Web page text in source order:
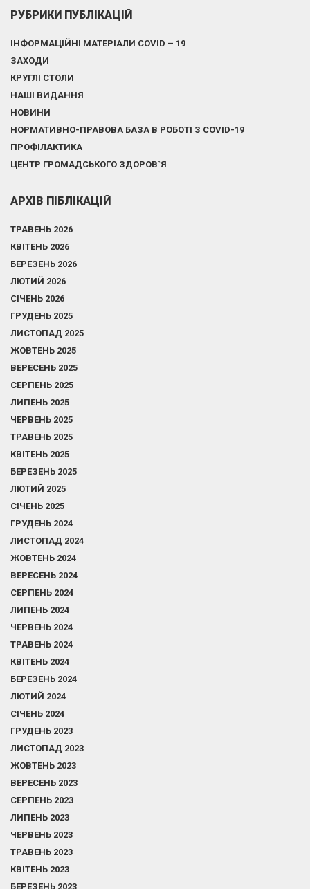
РУБРИКИ ПУБЛІКАЦІЙ
ІНФОРМАЦІЙНІ МАТЕРІАЛИ COVID – 19
ЗАХОДИ
КРУГЛІ СТОЛИ
НАШІ ВИДАННЯ
НОВИНИ
НОРМАТИВНО-ПРАВОВА БАЗА В РОБОТІ З COVID-19
ПРОФІЛАКТИКА
ЦЕНТР ГРОМАДСЬКОГО ЗДОРОВ`Я
АРХІВ ПІБЛІКАЦІЙ
ТРАВЕНЬ 2026
КВІТЕНЬ 2026
БЕРЕЗЕНЬ 2026
ЛЮТИЙ 2026
СІЧЕНЬ 2026
ГРУДЕНЬ 2025
ЛИСТОПАД 2025
ЖОВТЕНЬ 2025
ВЕРЕСЕНЬ 2025
СЕРПЕНЬ 2025
ЛИПЕНЬ 2025
ЧЕРВЕНЬ 2025
ТРАВЕНЬ 2025
КВІТЕНЬ 2025
БЕРЕЗЕНЬ 2025
ЛЮТИЙ 2025
СІЧЕНЬ 2025
ГРУДЕНЬ 2024
ЛИСТОПАД 2024
ЖОВТЕНЬ 2024
ВЕРЕСЕНЬ 2024
СЕРПЕНЬ 2024
ЛИПЕНЬ 2024
ЧЕРВЕНЬ 2024
ТРАВЕНЬ 2024
КВІТЕНЬ 2024
БЕРЕЗЕНЬ 2024
ЛЮТИЙ 2024
СІЧЕНЬ 2024
ГРУДЕНЬ 2023
ЛИСТОПАД 2023
ЖОВТЕНЬ 2023
ВЕРЕСЕНЬ 2023
СЕРПЕНЬ 2023
ЛИПЕНЬ 2023
ЧЕРВЕНЬ 2023
ТРАВЕНЬ 2023
КВІТЕНЬ 2023
БЕРЕЗЕНЬ 2023